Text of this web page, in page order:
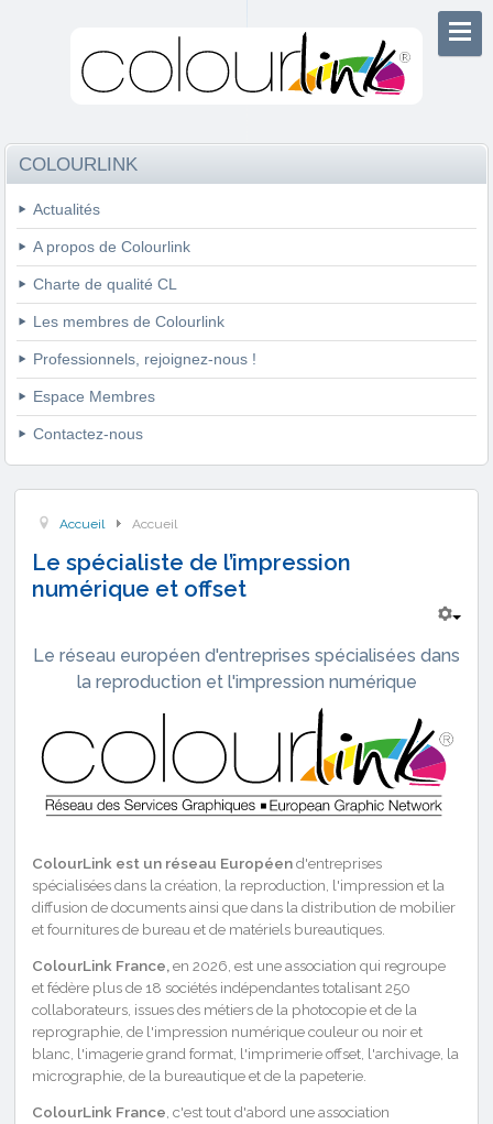
COLOURLINK
Actualités
A propos de Colourlink
Charte de qualité CL
Les membres de Colourlink
Professionnels, rejoignez-nous !
Espace Membres
Contactez-nous
Accueil Accueil
Le spécialiste de l’impression
numérique et offset
Le réseau européen d'entreprises spécialisées dans
la reproduction et l'impression numérique
ColourLink est un réseau Européend'entreprises
spécialisées dans la création, la reproduction, l'impression et la
diffusion de documents ainsi que dans la distribution de mobilier
et fournitures de bureau et de matériels bureautiques.
ColourLink France, en 2026, est une association qui regroupe
et fédère plus de 18 sociétés indépendantes totalisant 250
collaborateurs, issues des métiers de la photocopie et de la
reprographie, de l'impression numérique couleur ou noir et
blanc, l'imagerie grand format, l'imprimerie offset, l'archivage, la
micrographie, de la bureautique et de la papeterie.
ColourLink France, c'est tout d'abord une association